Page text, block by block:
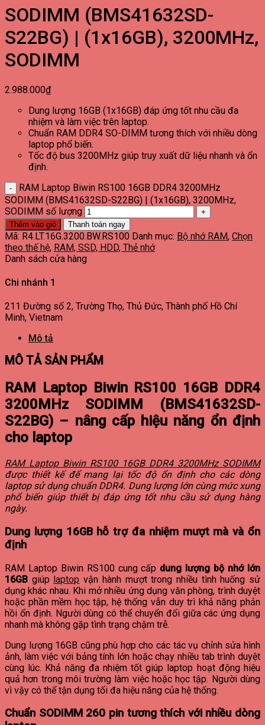
SODIMM (BMS41632SD-
S22BG) | (1x16GB), 3200MHz,
SODIMM
2.988.000₫
Dung lượng 16GB (1x16GB) đáp ứng tốt nhu cầu đa
nhiệm và làm việc trên laptop.
Chuẩn RAM DDR4 SO-DIMM tương thích với nhiều dòng
laptop phổ biến.
Tốc độ bus 3200MHz giúp truy xuất dữ liệu nhanh và ổn
định.
RAM Laptop Biwin RS100 16GB DDR4 3200MHz
SODIMM (BMS41632SD-S22BG) | (1x16GB), 3200MHz,
SODIMM số lượng
Thêm vào giỏ Thanh toán ngay
Mã: R4.LT.16G.3200.BW.RS100 Danh mục: Bộ nhớ RAM, Chọn
theo thế hệ, RAM, SSD, HDD, Thẻ nhớ
Danh sách cửa hàng
Chi nhánh 1
211 Đường số 2, Trường Thọ, Thủ Đức, Thành phố Hồ Chí
Minh, Vietnam
Mô tả
MÔ TẢ SẢN PHẨM
RAM Laptop Biwin RS100 16GB DDR4
3200MHz SODIMM (BMS41632SD-
S22BG) – nâng cấp hiệu năng ổn định
cho laptop
RAM Laptop Biwin RS100 16GB DDR4 3200MHz SODIMM
được thiết kế để mang lại tốc độ ổn định cho các dòng
laptop sử dụng chuẩn DDR4. Dung lượng lớn cùng mức xung
phổ biến giúp thiết bị đáp ứng tốt nhu cầu sử dụng hàng
ngày.
Dung lượng 16GB hỗ trợ đa nhiệm mượt mà và ổn
định
RAM Laptop Biwin RS100 cung cấp dung lượng bộ nhớ lớn
16GB giúp laptop vận hành mượt trong nhiều tình huống sử
dụng khác nhau. Khi mở nhiều ứng dụng văn phòng, trình duyệt
hoặc phần mềm học tập, hệ thống vẫn duy trì khả năng phản
hồi ổn định. Người dùng có thể chuyển đổi giữa các ứng dụng
nhanh mà không gặp tình trạng chậm trễ.
Dung lượng 16GB cũng phù hợp cho các tác vụ chỉnh sửa hình
ảnh, làm việc với bảng tính lớn hoặc chạy nhiều tab trình duyệt
cùng lúc. Khả năng đa nhiệm tốt giúp laptop hoạt động hiệu
quả hơn trong môi trường làm việc hoặc học tập. Người dùng
vì vậy có thể tận dụng tối đa hiệu năng của hệ thống.
Chuẩn SODIMM 260 pin tương thích với nhiều dòng